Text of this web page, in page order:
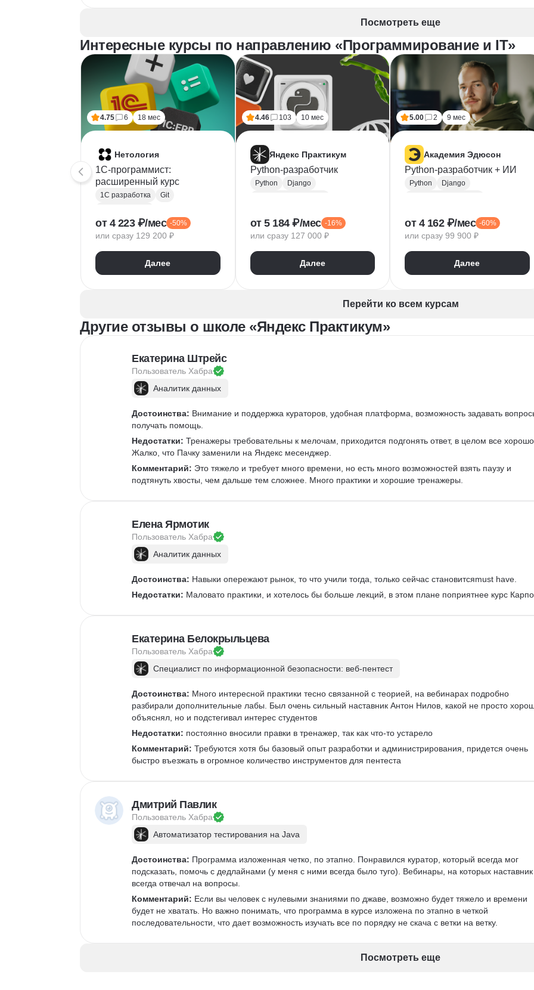
Посмотреть еще
Интересные курсы по направлению «Программирование и IT»
4.75 6 18 мес
Нетология
1C-программист:
расширенный курс
1С разработка
Git
1С:Бухгалтерия
Google Таблицы
Eclipse
1С:Предприятие
XML
1С:БСП
от 4 223 ₽/мес -50%
или сразу 129 200 ₽
Далее
4.46 103 10 мес
Яндекс Практикум
Python-разработчик
Python
Django
Docker
Flask
CI / CD
от 5 184 ₽/мес -16%
или сразу 127 000 ₽
Далее
5.00 2 9 мес
Академия Эдюсон
Python-разработчик + ИИ
Python
Django
Flask
Pytest
от 4 162 ₽/мес -60%
или сразу 99 900 ₽
Далее
Перейти ко всем курсам
Другие отзывы о школе «Яндекс Практикум»
Екатерина Штрейс
Пользователь Хабра
Аналитик данных
Достоинства: Внимание и поддержка кураторов, удобная платформа, возможность задавать
получать помощь.
Недостатки: Тренажеры требовательны к мелочам, приходится подгонять ответ, в целом все
Жалко, что Пачку заменили на Яндекс месенджер.
Комментарий: Это тяжело и требует много времени, но есть много возможностей взять паузу и
подтянуть хвосты, чем дальше тем сложнее. Много практики и хорошие тренажеры.
Елена Ярмотик
Пользователь Хабра
Аналитик данных
Достоинства: Навыки опережают рынок, то что учили тогда, только сейчас становитсяmust have.
Недостатки: Маловато практики, и хотелось бы больше лекций, в этом плане поприятнее курс
Екатерина Белокрыльцева
Пользователь Хабра
Специалист по информационной безопасности: веб-пентест
Достоинства: Много интересной практики тесно связанной с теорией, на вебинарах подробно
разбирали дополнительные лабы. Был очень сильный наставник Антон Нилов, какой не просто
объяснял, но и подстегивал интерес студентов
Недостатки: постоянно вносили правки в тренажер, так как что-то устарело
Комментарий: Требуются хотя бы базовый опыт разработки и администрирования, придется очень
быстро въезжать в огромное количество инструментов для пентеста
Дмитрий Павлик
Пользователь Хабра
Автоматизатор тестирования на Java
Достоинства: Программа изложенная четко, по этапно. Понравился куратор, который всегда мог
подсказать, помочь с дедлайнами (у меня с ними всегда было туго). Вебинары, на которых
всегда отвечал на вопросы.
Комментарий: Если вы человек с нулевыми знаниями по джаве, возможно будет тяжело и времени
будет не хватать. Но важно понимать, что программа в курсе изложена по этапно в четкой
последовательности, что дает возможность изучать все по порядку не скача с ветки на ветку.
Посмотреть еще